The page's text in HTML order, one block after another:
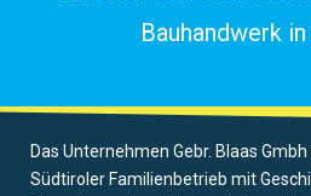
Bauhandwerk
Das Unternehmen Gebr. Blaas
Südtiroler Familienbetrieb mit